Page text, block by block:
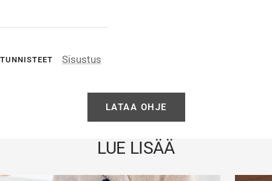
TUNNISTEET Sisustus
LATAA OHJE
LUE LISÄÄ